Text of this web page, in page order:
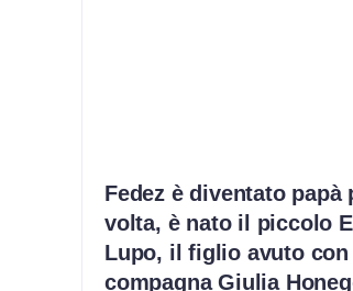
Fedez è diventato papà
volta, è nato il piccolo
Lupo, il figlio avuto con
compagna Giulia